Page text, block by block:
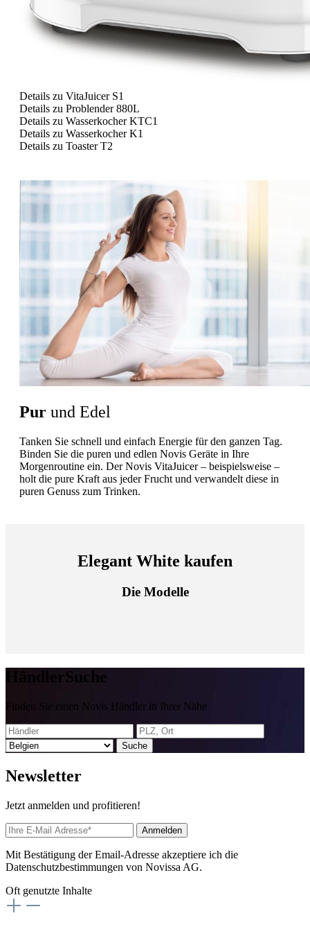
<
>
Details zu VitaJuicer S1
Details zu Problender 880L
Details zu Wasserkocher KTC1
Details zu Wasserkocher K1
Details zu Toaster T2
Pur und Edel
Tanken Sie schnell und einfach Energie für den ganzen Tag.
Binden Sie die puren und edlen Novis Geräte in Ihre
Morgenroutine ein. Der Novis VitaJuicer – beispielsweise –
holt die pure Kraft aus jeder Frucht und verwandelt diese in
puren Genuss zum Trinken.
Elegant White kaufen
Die Modelle
HändlerSuche
Finden Sie einen Novis Händler in Ihrer Nähe
Suche
Newsletter
Jetzt anmelden und profitieren!
Anmelden
Mit Bestätigung der Email-Adresse akzeptiere ich die
Datenschutzbestimmungen von Novissa AG.
Oft genutzte Inhalte